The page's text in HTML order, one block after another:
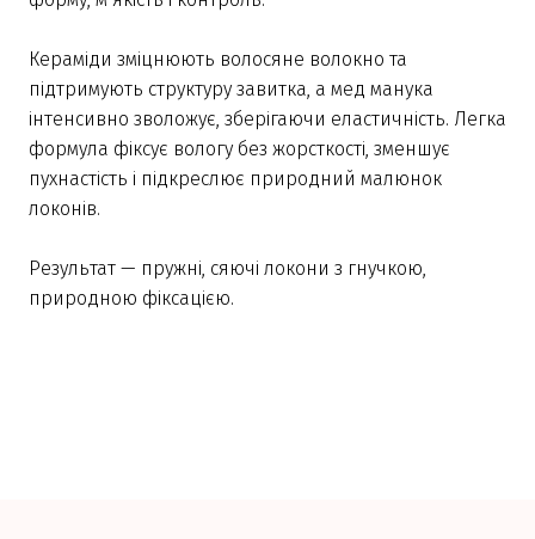
Кераміди зміцнюють волосяне волокно та
підтримують структуру завитка, а мед манука
інтенсивно зволожує, зберігаючи еластичність. Легка
формула фіксує вологу без жорсткості, зменшує
пухнастість і підкреслює природний малюнок
локонів.
Результат — пружні, сяючі локони з гнучкою,
природною фіксацією.